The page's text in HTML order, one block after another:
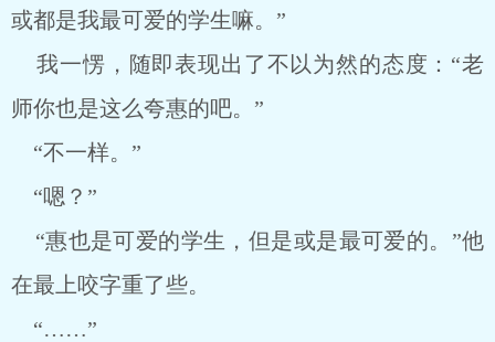
或都是我最可爱的学生嘛。”
我一愣，随即表现出了不以为然的态度：“老
师你也是这么夸惠的吧。”
“不一样。”
“嗯？”
“惠也是可爱的学生，但是或是最可爱的。”他
在最上咬字重了些。
“……”